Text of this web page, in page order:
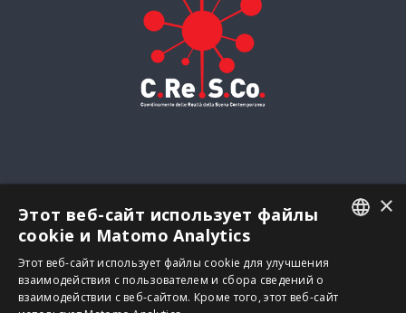
© Копирайт 2026 | Zelda S.r.l. – impresa sociale - Все права защищены
-Конфиденциальность
Италия | Powered byNeroavorio
×
Этот веб-сайт использует файлы
cookie и Matomo Analytics
Этот веб-сайт использует файлы cookie для улучшения
взаимодействия с пользователем и сбора сведений о
взаимодействии с веб-сайтом. Кроме того, этот веб-сайт